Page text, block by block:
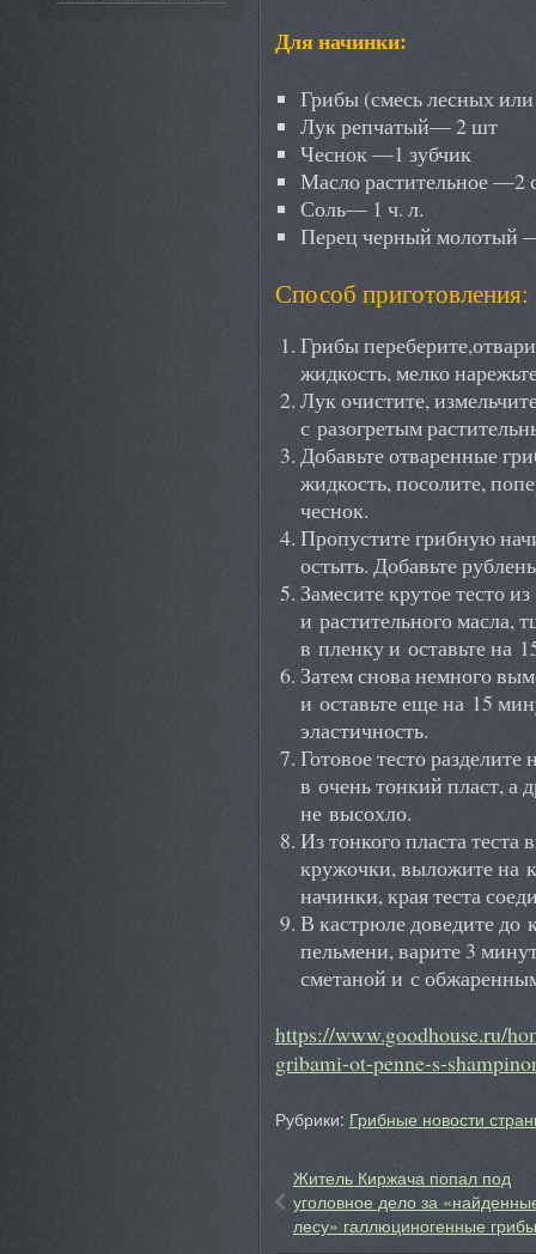
Для начинки:
Грибы (смесь лесных
Лук репчатый— 2 шт
Чеснок —1 зубчик
Масло растительное —2
Соль— 1 ч. л.
Перец черный молотый
Способ приготовления:
Грибы
жидкость, мелко
Лук очистите,
с разогретым
Добавьте отваренные
жидкость, посолите,
чеснок.
Пропустите грибную
остыть. Добавьте
Замесите крутое тесто
и растительного масла,
в пленку и оставьте на
Затем снова немного
и оставьте еще на 15
эластичность.
Готовое тесто разделите
в очень тонкий пласт, а
не высохло.
Из тонкого пласта
кружочки, выложите на
начинки, края теста
В кастрюле доведите до
пельмени, варите 3
сметаной и с
https://www.goodhouse.ru/
gribami-ot-penne-s-
Рубрики: Грибные новости
Житель Киржача попал под
уголовное дело за
лесу» галлюциногенные грибы